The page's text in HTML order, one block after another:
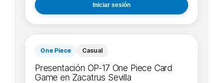
miércoles siempre que no sea festivo . Empieza a las
17:00 h y acaba a las 21:00 h, puedes venir cuando
quieras dentro de esas horas.
Iniciar sesión
One Piece Casual
Presentación OP-17 One Piece Card
Game en Zacatrus Sevilla